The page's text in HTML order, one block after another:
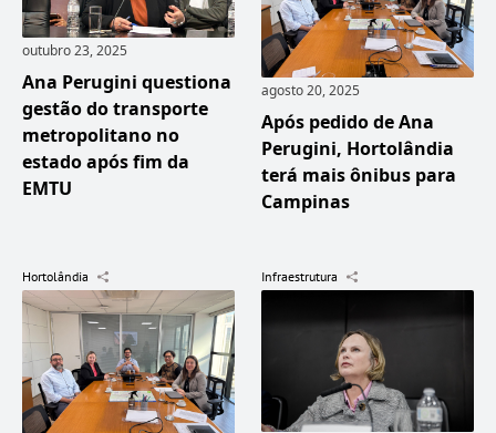
outubro 23, 2025
Ana Perugini questiona
gestão do transporte
metropolitano no
estado após fim da
EMTU
agosto 20, 2025
Após pedido de Ana
Perugini, Hortolândia
terá mais ônibus para
Campinas
Hortolândia Infraestrutura